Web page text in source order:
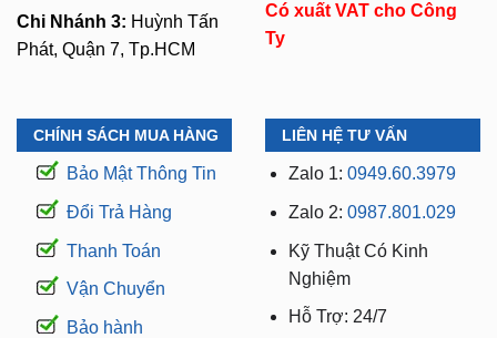
Chi Nhánh 3: Huỳnh Tấn
Phát, Quận 7, Tp.HCM
Có xuất VAT cho Công
Ty
CHÍNH SÁCH MUA HÀNG
Bảo Mật Thông Tin
Đổi Trả Hàng
Thanh Toán
Vận Chuyển
Bảo hành
LIÊN HỆ TƯ VẤN
Zalo 1: 0949.60.3979
Zalo 2: 0987.801.029
Kỹ Thuật Có Kinh
Nghiệm
Hỗ Trợ: 24/7